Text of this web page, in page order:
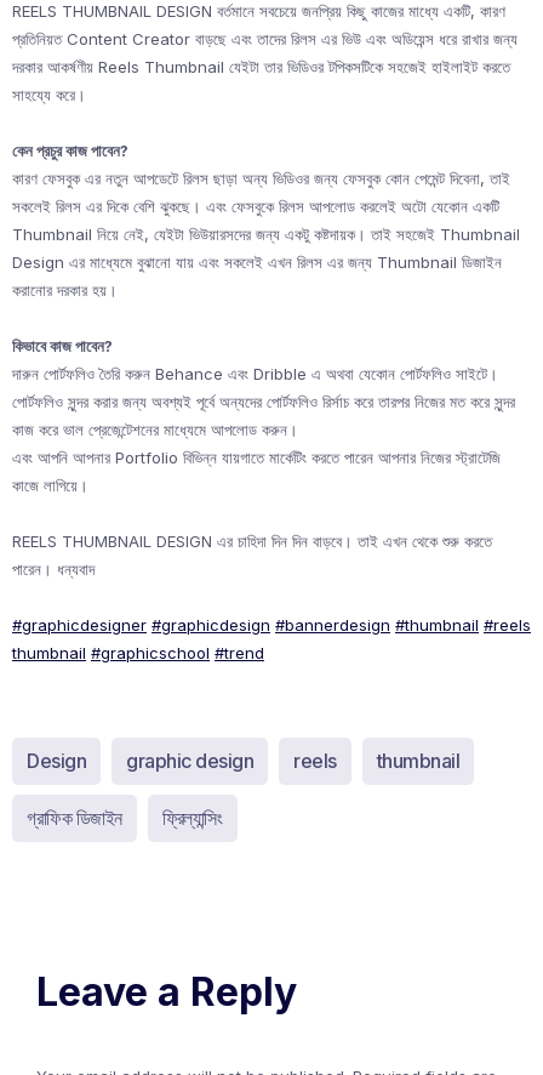
REELS THUMBNAIL DESIGN বর্তমানে সবচেয়ে জনপ্রিয় কিছু কাজের মাধ্যে একটি, কারণ
প্রতিনিয়ত Content Creator বাড়ছে এবং তাদের রিলস এর ভিউ এবং অডিয়েন্স ধরে রাখার জন্য
দরকার আকর্ষণীয় Reels Thumbnail যেইটা তার ভিডিওর টপিকসটিকে সহজেই হাইলাইট করতে
সাহয্যে করে।
কেন প্রচুর কাজ পাবেন?
কারণ ফেসবুক এর নতুন আপডেটে রিলস ছাড়া অন্য ভিডিওর জন্য ফেসবুক কোন পেমেন্ট দিবেনা, তাই
সকলেই রিলস এর দিকে বেশি ঝুকছে। এবং ফেসবুকে রিলস আপলোড করলেই অটো যেকোন একটি
Thumbnail নিয়ে নেই, যেইটা ভিউয়ারসদের জন্য একটু কষ্টদায়ক। তাই সহজেই Thumbnail
Design এর মাধ্যেমে বুঝানো যায় এবং সকলেই এখন রিলস এর জন্য Thumbnail ডিজাইন
করানোর দরকার হয়।
কিভাবে কাজ পাবেন?
দারুন পোর্টফলিও তৈরি করুন Behance এবং Dribble এ অথবা যেকোন পোর্টফলিও সাইটে।
পোর্টফলিও সুন্দর করার জন্য অবশ্যই পূর্বে অন্যদের পোর্টফলিও রির্সাচ করে তারপর নিজের মত করে সুন্দর
কাজ করে ভাল প্রেজেন্টেশনের মাধ্যেমে আপলোড করুন।
এবং আপনি আপনার Portfolio বিভিন্ন যায়গাতে মার্কেটিং করতে পারেন আপনার নিজের স্ট্রাটেজি
কাজে লাগিয়ে।
REELS THUMBNAIL DESIGN এর চাহিদা দিন দিন বাড়বে। তাই এখন থেকে শুরু করতে
পারেন। ধন্যবাদ
#graphicdesigner #graphicdesign #bannerdesign #thumbnail #reels
thumbnail #graphicschool #trend
Design graphic design reels thumbnail
গ্রাফিক ডিজাইন ফ্রিল্যান্সিং
Leave a Reply